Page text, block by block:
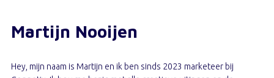
Martijn Nooijen
Hey, mijn naam is Martijn en ik ben sinds 2023 marketeer bij